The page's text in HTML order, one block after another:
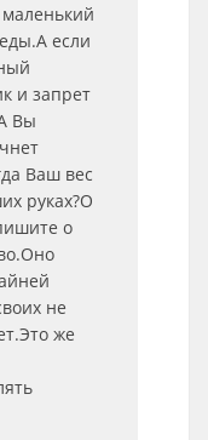
маленький
если
и запрет
Вы
Ваш вес
руках?О
о
не
же